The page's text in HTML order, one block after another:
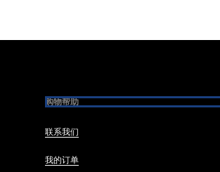
购物帮助
联系我们
我的订单